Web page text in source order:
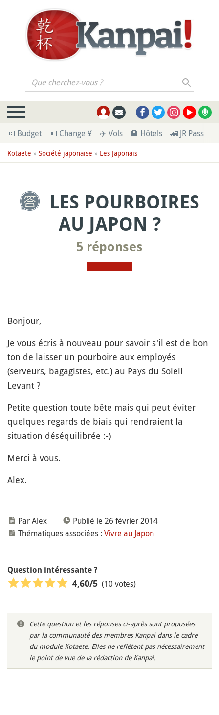
Que cherchez-vous ?
💶 Budget 💴 Change ¥ ✈️ Vols 🏨 Hôtels 🚄 JR Pass
Kotaete » Société japonaise » Les Japonais
LES POURBOIRES
AU JAPON ?
5 réponses
Bonjour,
Je vous écris à nouveau pour savoir s'il est de bon
ton de laisser un pourboire aux employés
(serveurs, bagagistes, etc.) au Pays du Soleil
Levant ?
Petite question toute bête mais qui peut éviter
quelques regards de biais qui rendraient la
situation déséquilibrée :-)
Merci à vous.
Alex.
Par Alex
Publié le 26 février 2014
Thématiques associées : Vivre au Japon
Question intéressante ?
4,60/5 (10 votes)
Cette question et les réponses ci-après sont proposées
par la communauté des membres Kanpai dans le cadre
du module Kotaete. Elles ne reflètent pas nécessairement
le point de vue de la rédaction de Kanpai.